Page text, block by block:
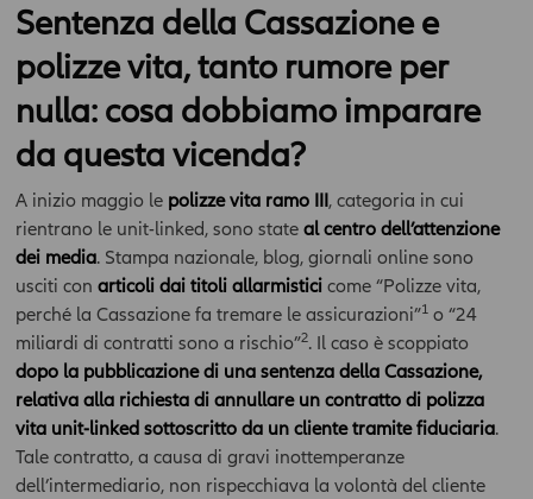
Sentenza della Cassazione e
polizze vita, tanto rumore per
nulla: cosa dobbiamo imparare
da questa vicenda?
A inizio maggio le polizze vita ramo III, categoria in cui
rientrano le unit-linked, sono state al centro dell’attenzione
dei media. Stampa nazionale, blog, giornali online sono
usciti con articoli dai titoli allarmisticicome “Polizze vita,
perché la Cassazione fa tremare le assicurazioni”1o “24
miliardi di contratti sono a rischio”2. Il caso è scoppiato
dopo la pubblicazione di una sentenza della Cassazione,
relativa alla richiesta di annullare un contratto di polizza
vita unit-linked sottoscritto da un cliente tramite fiduciaria.
Tale contratto, a causa di gravi inottemperanze
dell’intermediario, non rispecchiava la volontà del cliente